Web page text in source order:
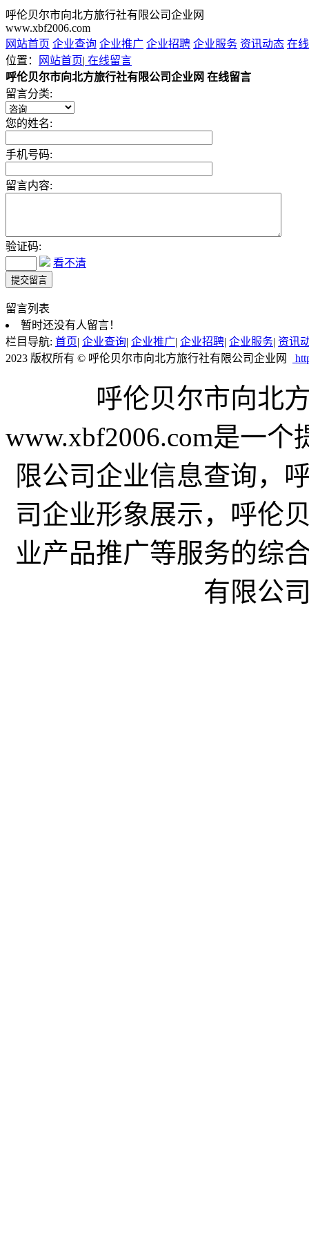
呼伦贝尔市向北方旅行社有限公司企业网
www.xbf2006.com
网站首页 企业查询 企业推广 企业招聘 企业服务 资讯动态 在
位置：
网站首页| 在线留言
呼伦贝尔市向北方旅行社有限公司企业网 在线留言
留言分类:
您的姓名:
手机号码:
留言内容:
验证码:
看不清
留言列表
暂时还没有人留言！
栏目导航: 首页| 企业查询| 企业推广| 企业招聘| 企业服务| 资讯
2023 版权所有 © 呼伦贝尔市向北方旅行社有限公司企业网
呼伦贝尔市向北
www.xbf2006.com是一
限公司企业信息查询，
司企业形象展示，呼伦
业产品推广等服务的综
有限公